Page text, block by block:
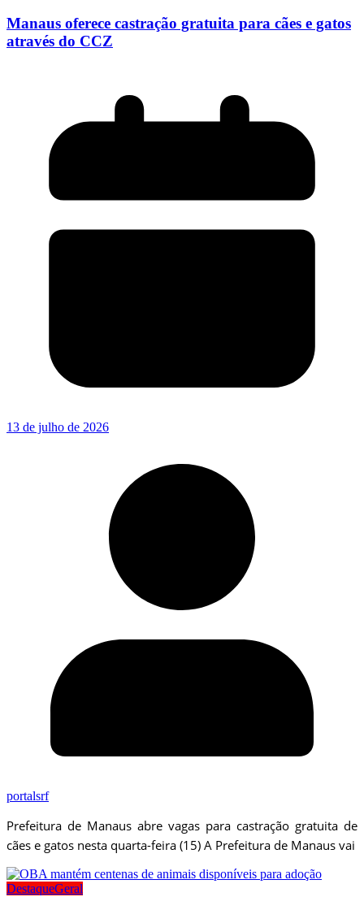
Manaus oferece castração gratuita para cães e gatos
através do CCZ
13 de julho de 2026
portalsrf
Prefeitura de Manaus abre vagas para castração gratuita de
cães e gatos nesta quarta-feira (15) A Prefeitura de Manaus vai
DestaqueGeral